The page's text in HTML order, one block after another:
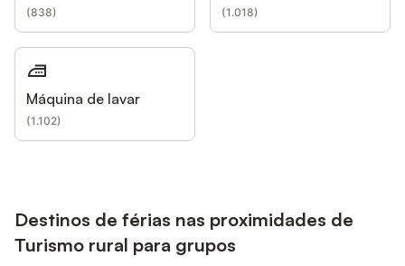
(838) (1.018)
Máquina de lavar
(1.102)
Destinos de férias nas proximidades de
Turismo rural para grupos